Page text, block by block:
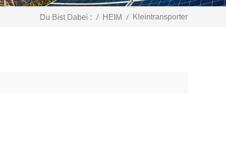
Du Bist Dabei : / HEIM / Kleintransporter